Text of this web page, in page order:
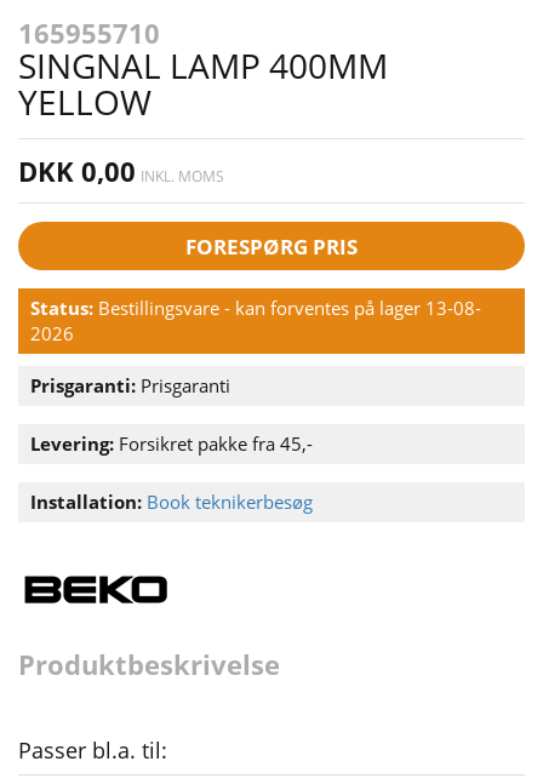
165955710
SINGNAL LAMP 400MM
YELLOW
DKK 0,00 INKL. MOMS
FORESPØRG PRIS
Status: Bestillingsvare - kan forventes på lager 13-08-
2026
Prisgaranti: Prisgaranti
Levering: Forsikret pakke fra 45,-
Installation: Book teknikerbesøg
Produktbeskrivelse
Passer bl.a. til: